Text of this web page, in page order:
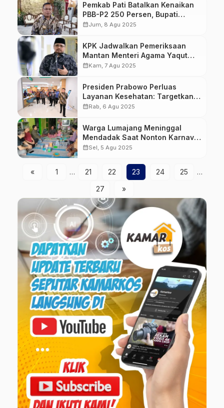
Pemkab Pati Batalkan Kenaikan
PBB-P2 250 Persen, Bupati
Sudewo Sampaikan Permintaan
calendar_monthJum, 8 Agu 2025
KPK Jadwalkan Pemeriksaan
Mantan Menteri Agama Yaqut
Cholil Qoumas Terkait Dugaan
calendar_monthKam, 7 Agu 2025
Presiden Prabowo Perluas
Layanan Kesehatan: Targetkan
Pembangunan Rumah Sakit di
calendar_monthRab, 6 Agu 2025
Warga Lumajang Meninggal
Mendadak Saat Nonton Karnaval
Sound Horeg, Bupati Pastikan
calendar_monthSel, 5 Agu 2025
« 1 … 21 22 23 24 25
…
27
»